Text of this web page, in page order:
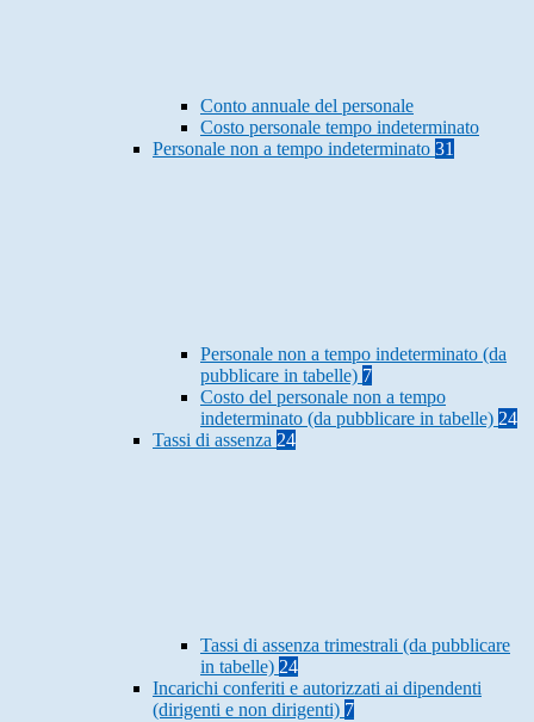
Conto annuale del personale
Costo personale tempo indeterminato
Personale non a tempo indeterminato 31
Personale non a tempo indeterminato (da
pubblicare in tabelle) 7
Costo del personale non a tempo
indeterminato (da pubblicare in tabelle) 24
Tassi di assenza 24
Tassi di assenza trimestrali (da pubblicare
in tabelle) 24
Incarichi conferiti e autorizzati ai dipendenti
(dirigenti e non dirigenti) 7